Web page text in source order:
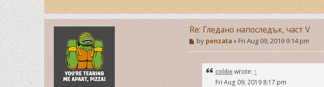
Re: Гледано напоследък, част V
P
o
s
t
bypenzata»Fri Aug 09, 2019 9:14 pm
coldiewrote: ↑
Fri Aug 09, 2019 8:17 pm